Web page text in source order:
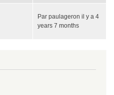
Par paulageron il y a 4
years 7 months